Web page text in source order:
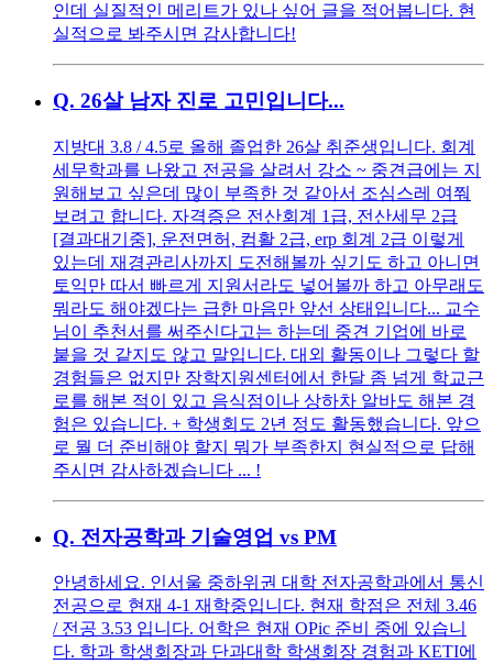
인데 실질적인 메리트가 있나 싶어 글을 적어봅니다. 현
실적으로 봐주시면 감사합니다!
Q. 26살 남자 진로 고민입니다...
지방대 3.8 / 4.5로 올해 졸업한 26살 취준생입니다. 회계
세무학과를 나왔고 전공을 살려서 강소 ~ 중견급에는 지
원해보고 싶은데 많이 부족한 것 같아서 조심스레 여쭤
보려고 합니다. 자격증은 전산회계 1급, 전산세무 2급
[결과대기중], 운전면허, 컴활 2급, erp 회계 2급 이렇게
있는데 재경관리사까지 도전해볼까 싶기도 하고 아니면
토익만 따서 빠르게 지원서라도 넣어볼까 하고 아무래도
뭐라도 해야겠다는 급한 마음만 앞선 상태입니다... 교수
님이 추천서를 써주신다고는 하는데 중견 기업에 바로
붙을 것 같지도 않고 말입니다. 대외 활동이나 그렇다 할
경험들은 없지만 장학지원센터에서 한달 좀 넘게 학교근
로를 해본 적이 있고 음식점이나 상하차 알바도 해본 경
험은 있습니다. + 학생회도 2년 정도 활동했습니다. 앞으
로 뭘 더 준비해야 할지 뭐가 부족한지 현실적으로 답해
주시면 감사하겠습니다 ... !
Q. 전자공학과 기술영업 vs PM
안녕하세요. 인서울 중하위권 대학 전자공학과에서 통신
전공으로 현재 4-1 재학중입니다. 현재 학점은 전체 3.46
/ 전공 3.53 입니다. 어학은 현재 OPic 준비 중에 있습니
다. 학과 학생회장과 단과대학 학생회장 경험과 KETI에